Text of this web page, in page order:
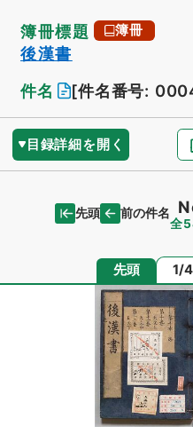
簿冊標題 簿冊
後漢書
件名
[件名番号:
目録詳細を開く
先頭 前の件名
全
先頭 ペー